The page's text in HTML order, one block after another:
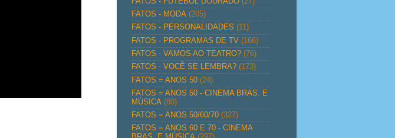
FATOS - MODA (205)
FATOS - PERSONALIDADES (11)
FATOS - PROGRAMAS DE TV (166)
FATOS - VAMOS AO TEATRO? (76)
FATOS - VOCÊ SE LEMBRA? (173)
FATOS = ANOS 50 (24)
FATOS = ANOS 50 - CINEMA BRAS. E
MÚSICA (80)
FATOS = ANOS 50/60/70 (327)
FATOS = ANOS 60 E 70 - CINEMA